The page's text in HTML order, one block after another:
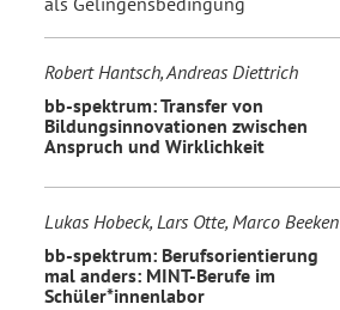
Robert Hantsch, Andreas Diettrich
bb-spektrum: Transfer von
Bildungsinnovationen zwischen
Anspruch und Wirklichkeit
Lukas Hobeck, Lars Otte, Marco Beeken
bb-spektrum: Berufsorientierung
mal anders: MINT-Berufe im
Schüler*innenlabor